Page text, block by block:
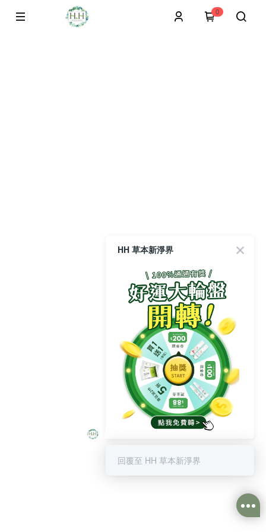
0
HH 草本新淨界
✅$200折價劵 ✅專區買1送1
✅私密第2件5折 ✅私密噴霧
回覆至 HH 草本新淨界